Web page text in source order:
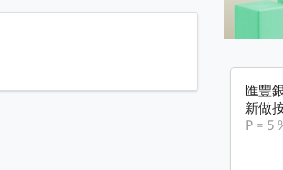
匯豐
新做
P = 5